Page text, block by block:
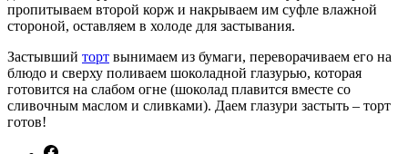
пропитываем второй корж и накрываем им суфле влажной
стороной, оставляем в холоде для застывания.
Застывший торт вынимаем из бумаги, переворачиваем его на
блюдо и сверху поливаем шоколадной глазурью, которая
готовится на слабом огне (шоколад плавится вместе со
сливочным маслом и сливками). Даем глазури застыть – торт
готов!